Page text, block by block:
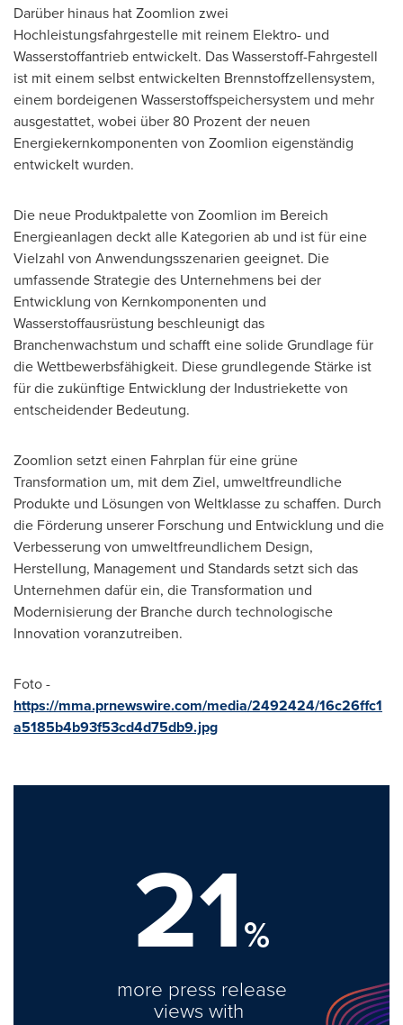
Darüber hinaus hat Zoomlion zwei
Hochleistungsfahrgestelle mit reinem Elektro- und
Wasserstoffantrieb entwickelt. Das Wasserstoff-Fahrgestell
ist mit einem selbst entwickelten Brennstoffzellensystem,
einem bordeigenen Wasserstoffspeichersystem und mehr
ausgestattet, wobei über 80 Prozent der neuen
Energiekernkomponenten von Zoomlion eigenständig
entwickelt wurden.
Die neue Produktpalette von Zoomlion im Bereich
Energieanlagen deckt alle Kategorien ab und ist für eine
Vielzahl von Anwendungsszenarien geeignet. Die
umfassende Strategie des Unternehmens bei der
Entwicklung von Kernkomponenten und
Wasserstoffausrüstung beschleunigt das
Branchenwachstum und schafft eine solide Grundlage für
die Wettbewerbsfähigkeit. Diese grundlegende Stärke ist
für die zukünftige Entwicklung der Industriekette von
entscheidender Bedeutung.
Zoomlion setzt einen Fahrplan für eine grüne
Transformation um, mit dem Ziel, umweltfreundliche
Produkte und Lösungen von Weltklasse zu schaffen. Durch
die Förderung unserer Forschung und Entwicklung und die
Verbesserung von umweltfreundlichem Design,
Herstellung, Management und Standards setzt sich das
Unternehmen dafür ein, die Transformation und
Modernisierung der Branche durch technologische
Innovation voranzutreiben.
Foto -
https://mma.prnewswire.com/media/2492424/16c26ffc1
a5185b4b93f53cd4d75db9.jpg
21%
more press release
views with